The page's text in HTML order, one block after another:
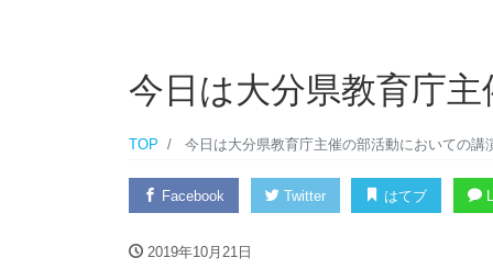
今日は大分県教育庁主
TOP 今日は大分県教育庁主催の部活動においての講
Facebook Twitter はてブ
2019年10月21日